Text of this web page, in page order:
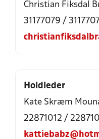
Christian Fiksdal
31177079 /
Holdleder
Kate Skræm
22871012 /